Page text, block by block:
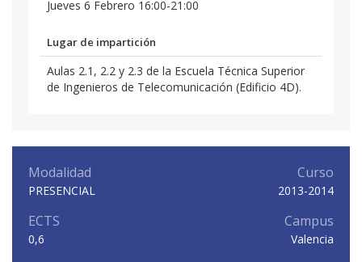
Jueves 6 Febrero 16:00-21:00
Lugar de impartición
Aulas 2.1, 2.2 y 2.3 de la Escuela Técnica Superior
de Ingenieros de Telecomunicación (Edificio 4D).
Modalidad
PRESENCIAL
Curso
2013-2014
ECTS
0,6
Campus
Valencia